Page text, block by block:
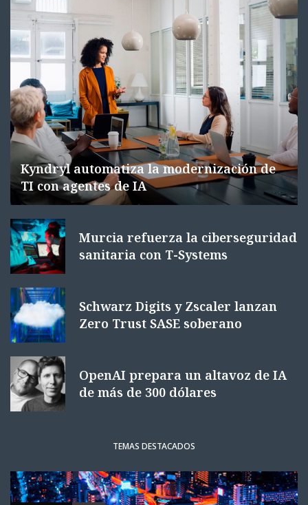
Kyndryl automatiza la modernización de
TI con agentes de IA
Murcia refuerza la ciberseguridad
sanitaria con T-Systems
Schwarz Digits y Zscaler lanzan
Zero Trust SASE soberano
OpenAI prepara un altavoz de IA
de más de 300 dólares
TEMAS DESTACADOS